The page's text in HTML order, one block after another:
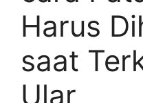
Harus
saat
Ular